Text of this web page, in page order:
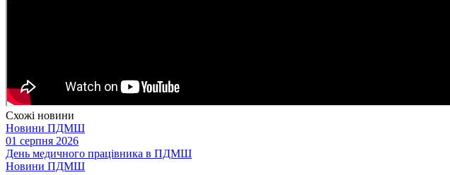
Схожі новини
Новини ПДМШ
01 серпня 2026
День медичного працівника в ПДМШ
Новини ПДМШ